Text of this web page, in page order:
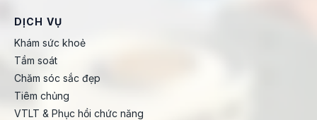
DỊCH VỤ
Khám sức khoẻ
Tầm soát
Chăm sóc sắc đẹp
Tiêm chủng
VTLT & Phục hồi chức năng